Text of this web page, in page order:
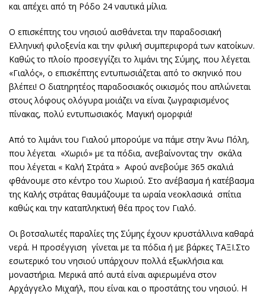
και απέχει από τη Ρόδο 24 ναυτικά μίλια.
Ο επισκέπτης του νησιού αισθάνεται την παραδοσιακή
Ελληνική φιλοξενία και την φιλική συμπεριφορά των κατοίκων.
Καθώς το πλοίο προσεγγίζει το λιμάνι της Σύμης, που λέγεται
«Γιαλός», ο επισκέπτης εντυπωσιάζεται από το σκηνικό που
βλέπει! Ο διατηρητέος παραδοσιακός οικισμός που απλώνεται
στους λόφους ολόγυρα μοιάζει να είναι ζωγραφισμένος
πίνακας, πολύ εντυπωσιακός. Μαγική ομορφιά!
Από το λιμάνι του Γιαλού μπορούμε να πάμε στην Άνω Πόλη,
που λέγεται «Χωριό» με τα πόδια, ανεβαίνοντας την σκάλα
που λέγεται « Καλή Στράτα » Αφού ανεβούμε 365 σκαλιά
φθάνουμε στο κέντρο του Χωριού. Στο ανέβασμα ή κατέβασμα
της Καλής στράτας θαυμάζουμε τα ωραία νεοκλασικά σπίτια
καθώς και την καταπληκτική θέα προς τον Γιαλό.
Οι βοτσαλωτές παραλίες της Σύμης έχουν κρυστάλλινα καθαρά
νερά. Η προσέγγιση γίνεται με τα πόδια ή με βάρκες ΤΑΞΙ.Στο
εσωτερικό του νησιού υπάρχουν πολλά εξωκλήσια και
μοναστήρια. Μερικά από αυτά είναι αφιερωμένα στον
Αρχάγγελο Μιχαήλ, που είναι και ο προστάτης του νησιού. Η